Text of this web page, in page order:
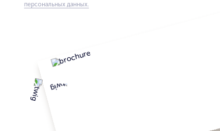
персональных данных.